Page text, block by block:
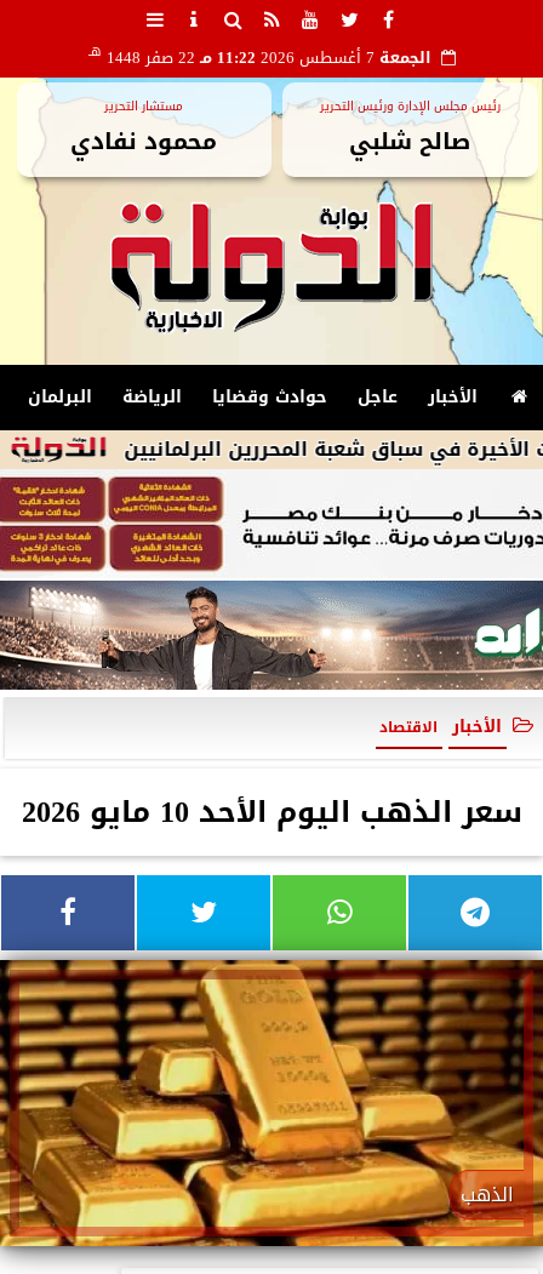
الجمعة 11:22 مـ 22 صفر 1448 هـ
رئيس مجلس الإدارة ورئيس التحرير
صالح شلبي
مستشار التحرير
محمود نفادي
الأخبار عاجل حوادث وقضايا الرياضة البرلمان
الزمالك يكشف أسباب سباق شعبة المحررين البرلمانيين
الأخبار الاقتصاد
سعر الذهب اليوم الأحد 10 مايو 2026
الذهب